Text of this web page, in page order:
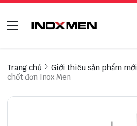
Trang chủ Giới thiệu sản phẩm mới
chốt đơn Inox Men